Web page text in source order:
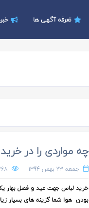
تعرفه آگهی ها
چه مواردی را در
جمعه 23 بهمن 1394 368
خرید لباس جهت عید و فصل بهار
بودن هوا شما گزینه های بسیار